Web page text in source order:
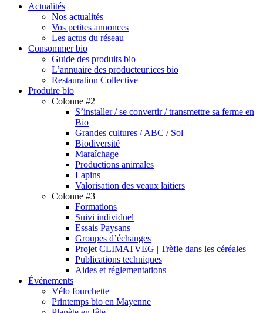
Close
Actualités
Nos actualités
Vos petites annonces
Les actus du réseau
Consommer bio
Guide des produits bio
L’annuaire des producteur.ices bio
Restauration Collective
Produire bio
Colonne #2
S’installer / se convertir / transmettre sa ferme en
Bio
Grandes cultures / ABC / Sol
Biodiversité
Maraîchage
Productions animales
Lapins
Valorisation des veaux laitiers
Colonne #3
Formations
Suivi individuel
Essais Paysans
Groupes d’échanges
Projet CLIMATVEG | Trèfle dans les céréales
Publications techniques
Aides et réglementations
Événements
Vélo fourchette
Printemps bio en Mayenne